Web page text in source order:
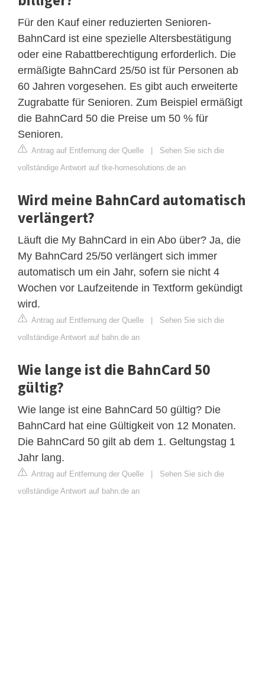
Für den Kauf einer reduzierten Senioren-
BahnCard ist eine spezielle Altersbestätigung
oder eine Rabattberechtigung erforderlich. Die
ermäßigte BahnCard 25/50 ist für Personen ab
60 Jahren vorgesehen. Es gibt auch erweiterte
Zugrabatte für Senioren. Zum Beispiel ermäßigt
die BahnCard 50 die Preise um 50 % für
Senioren.
Antrag auf Entfernung der Quelle | Sehen Sie sich die
vollständige Antwort auf tke-homesolutions.de an
Wird meine BahnCard automatisch
verlängert?
Läuft die My BahnCard in ein Abo über? Ja, die
My BahnCard 25/50 verlängert sich immer
automatisch um ein Jahr, sofern sie nicht 4
Wochen vor Laufzeitende in Textform gekündigt
wird.
Antrag auf Entfernung der Quelle | Sehen Sie sich die
vollständige Antwort auf bahn.de an
Wie lange ist die BahnCard 50
gültig?
Wie lange ist eine BahnCard 50 gültig? Die
BahnCard hat eine Gültigkeit von 12 Monaten.
Die BahnCard 50 gilt ab dem 1. Geltungstag 1
Jahr lang.
Antrag auf Entfernung der Quelle | Sehen Sie sich die
vollständige Antwort auf bahn.de an